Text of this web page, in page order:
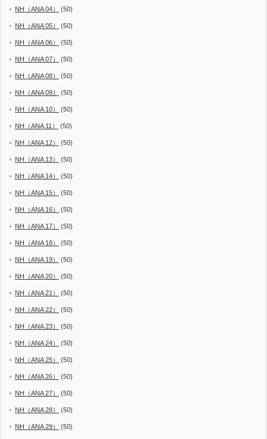
NH（ANA 04） (50)
NH（ANA 05） (50)
NH（ANA 06） (50)
NH（ANA 07） (50)
NH（ANA 08） (50)
NH（ANA 09） (50)
NH（ANA 10） (50)
NH（ANA 11） (50)
NH（ANA 12） (50)
NH（ANA 13） (50)
NH（ANA 14） (50)
NH（ANA 15） (50)
NH（ANA 16） (50)
NH（ANA 17） (50)
NH（ANA 18） (50)
NH（ANA 19） (50)
NH（ANA 20） (50)
NH（ANA 21） (50)
NH（ANA 22） (50)
NH（ANA 23） (50)
NH（ANA 24） (50)
NH（ANA 25） (50)
NH（ANA 26） (50)
NH（ANA 27） (50)
NH（ANA 28） (50)
NH（ANA 29） (50)